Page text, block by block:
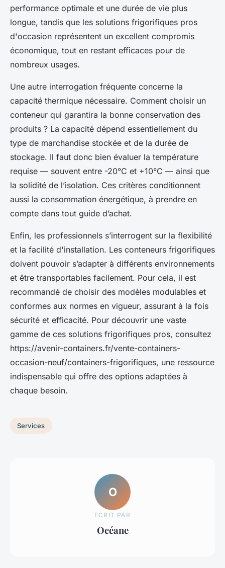
performance optimale et une durée de vie plus
longue, tandis que les solutions frigorifiques pros
d'occasion représentent un excellent compromis
économique, tout en restant efficaces pour de
nombreux usages.
Une autre interrogation fréquente concerne la
capacité thermique nécessaire. Comment choisir un
conteneur qui garantira la bonne conservation des
produits ? La capacité dépend essentiellement du
type de marchandise stockée et de la durée de
stockage. Il faut donc bien évaluer la température
requise — souvent entre -20°C et +10°C — ainsi que
la solidité de l’isolation. Ces critères conditionnent
aussi la consommation énergétique, à prendre en
compte dans tout guide d’achat.
Enfin, les professionnels s’interrogent sur la flexibilité
et la facilité d'installation. Les conteneurs frigorifiques
doivent pouvoir s’adapter à différents environnements
et être transportables facilement. Pour cela, il est
recommandé de choisir des modèles modulables et
conformes aux normes en vigueur, assurant à la fois
sécurité et efficacité. Pour découvrir une vaste
gamme de ces solutions frigorifiques pros, consultez
https://avenir-containers.fr/vente-containers-
occasion-neuf/containers-frigorifiques, une ressource
indispensable qui offre des options adaptées à
chaque besoin.
Services
O
ECRIT PAR
Océane